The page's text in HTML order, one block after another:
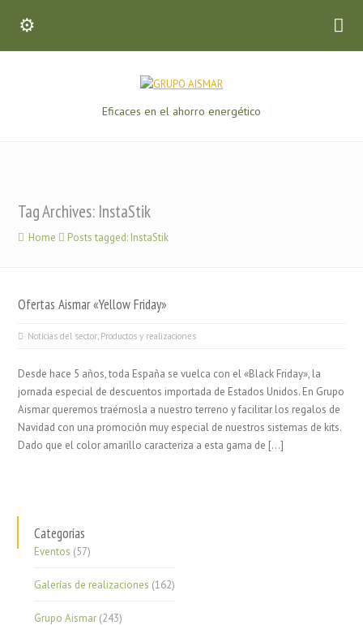
Eficaces en el ahorro energético
Tag Archives: InstaStik
Home Posts tagged: InstaStik
Ofertas Aismar «Yellow Friday»
Noticias del sector, Productos y realizaciones
Desde hace 5 años, toda España se vuelca con el «Black Friday», la
jornada especial de descuentos importada de Estados Unidos. En Grupo
Aismar queremos traérnosla a nuestro terreno y facilitar los regalos de
Navidad con una promoción muy especial de nuestros sistemas de kits.
Dado que el color amarillo caracteriza a esta gama de […]
Categorías
Eventos (57)
Galerías de realizaciones (162)
Grupo Aismar (243)